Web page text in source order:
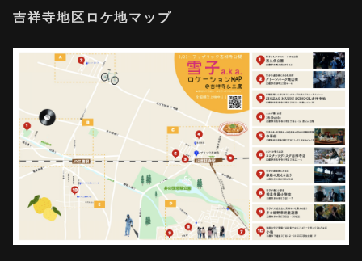
吉祥寺地区ロケ地マップ